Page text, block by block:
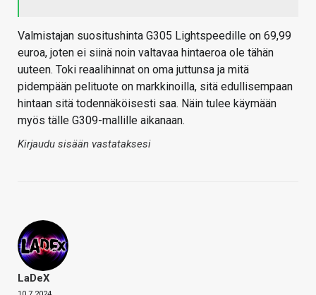
Valmistajan suositushinta G305 Lightspeedille on 69,99
euroa, joten ei siinä noin valtavaa hintaeroa ole tähän
uuteen. Toki reaalihinnat on oma juttunsa ja mitä
pidempään pelituote on markkinoilla, sitä edullisempaan
hintaan sitä todennäköisesti saa. Näin tulee käymään
myös tälle G309-mallille aikanaan.
Kirjaudu sisään vastataksesi
LaDeX